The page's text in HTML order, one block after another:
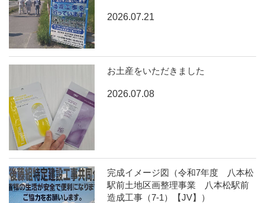
2026.07.21
お土産をいただきました
2026.07.08
完成イメージ図（令和7年度 八本松
駅前土地区画整理事業 八本松駅前
造成工事（7-1）【JV】）